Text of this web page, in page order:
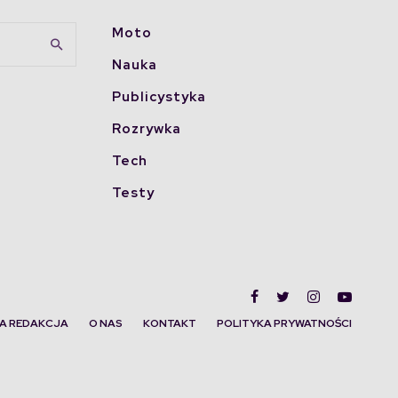
Moto
Nauka
Publicystyka
Rozrywka
Tech
Testy
REDAKCJA O NAS KONTAKT POLITYKA PRYWATNOŚCI